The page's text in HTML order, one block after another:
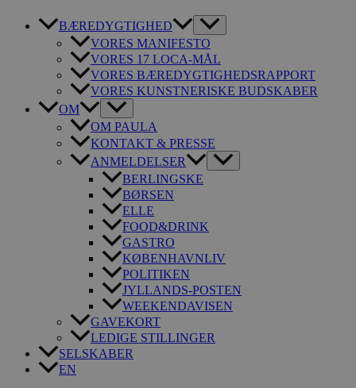
BÆREDYGTIGHED
VORES MANIFESTO
VORES 17 LOCA-MÅL
VORES BÆREDYGTIGHEDSRAPPORT
VORES KUNSTNERISKE BUDSKABER
OM
OM PAULA
KONTAKT & PRESSE
ANMELDELSER
BERLINGSKE
BØRSEN
ELLE
FOOD&DRINK
GASTRO
KØBENHAVNLIV
POLITIKEN
JYLLANDS-POSTEN
WEEKENDAVISEN
GAVEKORT
LEDIGE STILLINGER
SELSKABER
EN